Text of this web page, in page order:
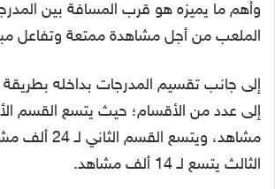
وأهم ما يميزه هو قرب المسافة بين
الملعب من أجل مشاهدة ممتعة وتفاعل
إلى جانب تقسيم المدرجات بداخله
مشاهد، ويتسع
الثالث يتسع لـ 14 ألف مشاهد.